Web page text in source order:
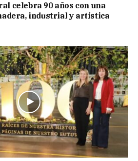
celebra 90 años con una
industrial y artística